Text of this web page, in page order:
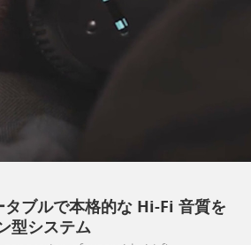
ブルで本格的な Hi-Fi 音質を
型システム